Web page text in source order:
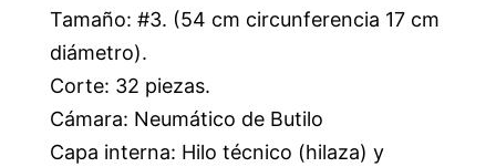
Tamaño: #3. (54 cm circunferencia 17 cm
diámetro).
Corte: 32 piezas.
Cámara: Neumático de Butilo
Capa interna: Hilo técnico (hilaza) y